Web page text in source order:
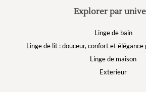
Explorer par
Linge de bain
Linge de lit : douceur, confort et élégance
Linge de maison
Exterieur